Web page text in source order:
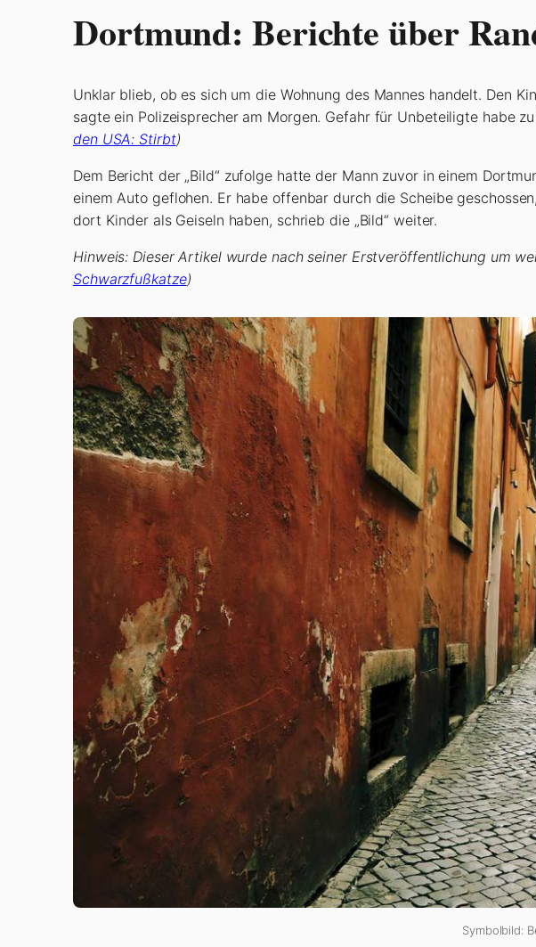
Dortmund: Berichte über
Unklar blieb, ob es sich um die Wohnung des Mannes handelt. Den
sagte ein Polizeisprecher am Morgen. Gefahr für Unbeteiligte habe
den USA: Stirbt)
Dem Bericht der „Bild“ zufolge hatte der Mann zuvor in einem
einem Auto geflohen. Er habe offenbar durch die Scheibe
dort Kinder als Geiseln haben, schrieb die „Bild“ weiter.
Hinweis: Dieser Artikel wurde nach seiner Erstveröffentlichung um
Schwarzfußkatze)
Symbolbild: